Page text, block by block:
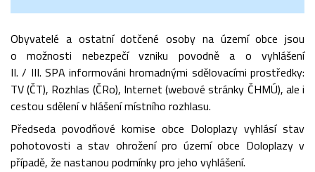
Obyvatelé a ostatní dotčené osoby na území obce jsou
o možnosti nebezpečí vzniku povodně a o vyhlášení
II. / III. SPA informováni hromadnými sdělovacími prostředky:
TV (ČT), Rozhlas (ČRo), Internet (webové stránky ČHMÚ), ale i
cestou sdělení v hlášení místního rozhlasu.
Předseda povodňové komise obce Doloplazy vyhlásí stav
pohotovosti a stav ohrožení pro území obce Doloplazy v
případě, že nastanou podmínky pro jeho vyhlášení.